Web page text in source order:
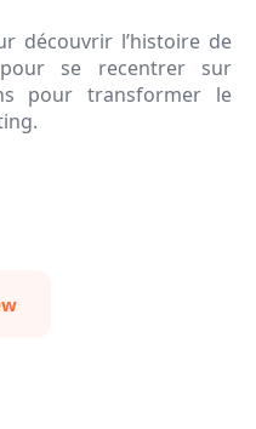
découvrir l’histoire de
se recentrer sur
pour transformer le